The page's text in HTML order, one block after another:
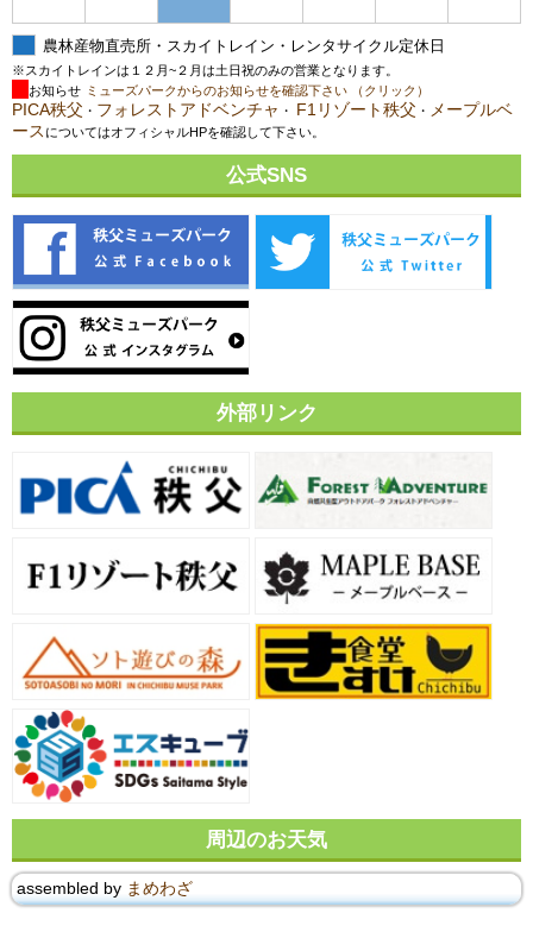
農林産物直売所・スカイトレイン・レンタサイクル定休日
※スカイトレインは１２月~２月は土日祝のみの営業となります。
お知らせ ミューズパークからのお知らせを確認下さい （クリック）
PICA秩父 ・ フォレストアドベンチャ ・ F1リゾート秩父 ・ メープルベ
ース についてはオフィシャルHPを確認して下さい。
公式SNS
外部リンク
周辺のお天気
assembled by まめわざ